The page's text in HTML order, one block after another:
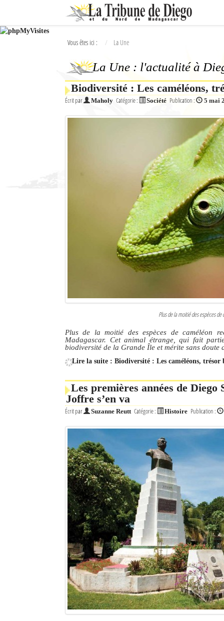
Ok
L'actualité à Diego Suarez
Le Nord de Madagascar
L'actualité du tourisme
Sites touristiques
Diego Suarez Pratique
Les Petites Annonces
La Tribune de Diego en PDF
Vous êtes ici : La Une
La Une : l'actualité à
Biodiversité : Les caméléons,
Écrit par Maholy Catégorie : Société Publication : 5 mai
Plus de la moitié des espèces
Plus de la moitié des espèces de caméléon
Madagascar. Cet animal étrange, qui fait
biodiversité de la Grande Île et mérite sans doute
Lire la suite : Biodiversité : Les caméléons, trésor
Les premières années de
Joffre s’en va
Écrit par Suzanne Reutt Catégorie : Histoire Publication :